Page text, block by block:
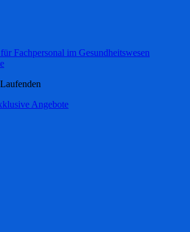
Fachpersonal im Gesundheitswesen
Angebote